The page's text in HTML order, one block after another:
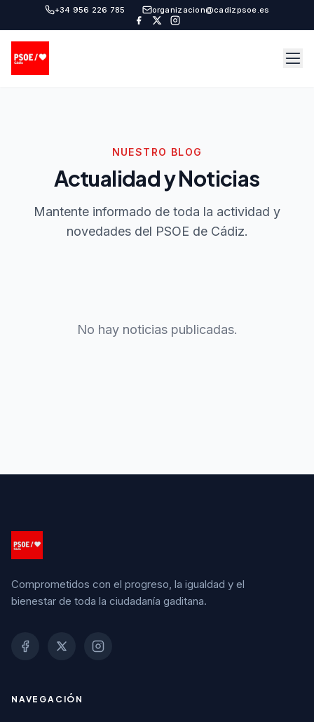
+34 956 226 785 organizacion@cadizpsoe.es
NUESTRO BLOG
Actualidad y Noticias
Mantente informado de toda la actividad y
novedades del PSOE de Cádiz.
No hay noticias publicadas.
Comprometidos con el progreso, la igualdad y el
bienestar de toda la ciudadanía gaditana.
NAVEGACIÓN